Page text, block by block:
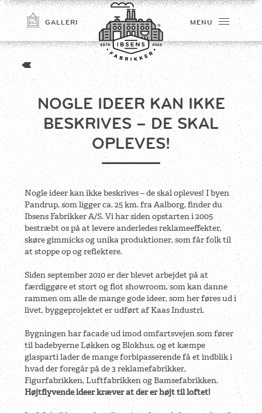
TILMELD
GALLERI MENU
NOGLE IDEER KAN IKKE
BESKRIVES – DE SKAL
OPLEVES!
Nogle ideer kan ikke beskrives – de skal opleves! I byen
Pandrup, som ligger ca. 25 km. fra Aalborg, finder du
Ibsens Fabrikker A/S. Vi har siden opstarten i 2005
bestræbt os på at levere anderledes reklameeffekter,
skøre gimmicks og unika produktioner, som får folk til
at stoppe op og reflektere.
Siden september 2010 er der blevet arbejdet på at
færdiggøre et stort og flot showroom, som kan danne
rammen om alle de mange gode ideer, som her føres ud i
livet, byggeprojektet er udført af Kaas Industri.
Bygningen har facade ud imod omfartsvejen som fører
til badebyerne Løkken og Blokhus, og et kæmpe
glasparti lader de mange forbipasserende få et indblik i
hvad der foregår på de 3 reklamefabrikker,
Figurfabrikken, Luftfabrikken og Bamsefabrikken.
Højtflyvende ideer kræver at der er højt til loftet!